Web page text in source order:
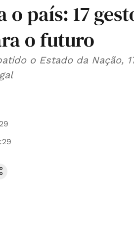
o país: 17
o futuro
o Estado da Nação,